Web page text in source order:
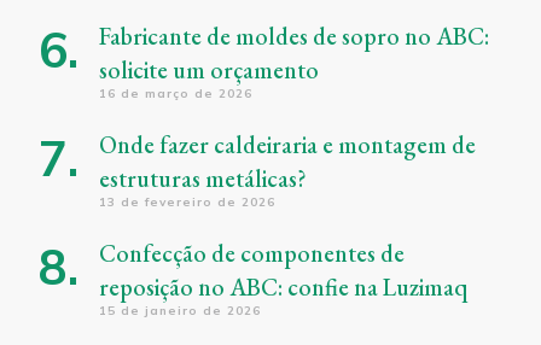
Fabricante de moldes de sopro no ABC:
solicite um orçamento
16 de março de 2026
Onde fazer caldeiraria e montagem de
estruturas metálicas?
13 de fevereiro de 2026
Confecção de componentes de
reposição no ABC: confie na Luzimaq
15 de janeiro de 2026